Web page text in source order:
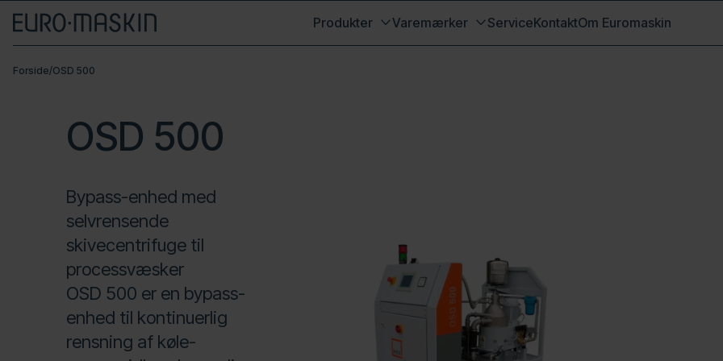
Produkter Varemærker ServiceKontaktOm Euromaskin
Forside/OSD 500
OSD 500
Bypass-enhed med
selvrensende
skivecentrifuge til
processvæsker
OSD 500 er en bypass-
enhed til kontinuerlig
rensning af køle-